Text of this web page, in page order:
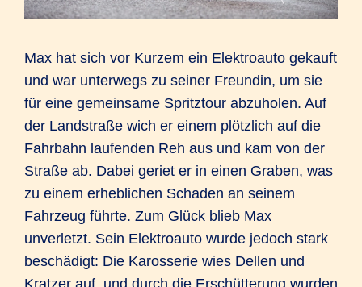
Max hat sich vor Kurzem ein Elektroauto gekauft
und war unterwegs zu seiner Freundin, um sie
für eine gemeinsame Spritztour abzuholen. Auf
der Landstraße wich er einem plötzlich auf die
Fahrbahn laufenden Reh aus und kam von der
Straße ab. Dabei geriet er in einen Graben, was
zu einem erheblichen Schaden an seinem
Fahrzeug führte. Zum Glück blieb Max
unverletzt. Sein Elektroauto wurde jedoch stark
beschädigt: Die Karosserie wies Dellen und
Kratzer auf, und durch die Erschütterung wurden